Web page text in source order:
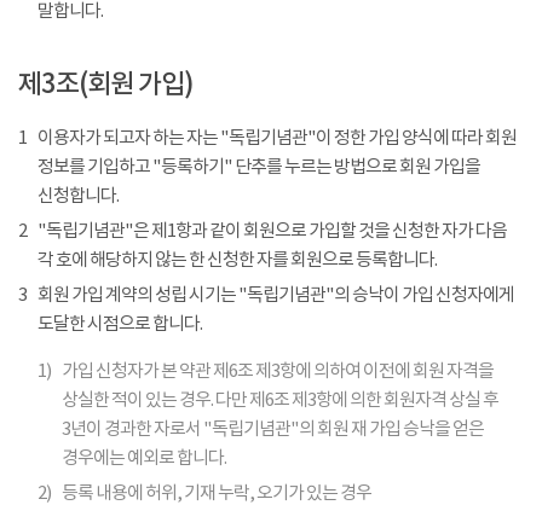
말합니다.
제3조(회원 가입)
1 이용자가 되고자 하는 자는 "독립기념관"이 정한 가입 양식에 따라 회원
정보를 기입하고 "등록하기" 단추를 누르는 방법으로 회원 가입을
신청합니다.
2 "독립기념관"은 제1항과 같이 회원으로 가입할 것을 신청한 자가 다음
각 호에 해당하지 않는 한 신청한 자를 회원으로 등록합니다.
3 회원 가입 계약의 성립 시기는 "독립기념관"의 승낙이 가입 신청자에게
도달한 시점으로 합니다.
1) 가입 신청자가 본 약관 제6조 제3항에 의하여 이전에 회원 자격을
상실한 적이 있는 경우. 다만 제6조 제3항에 의한 회원자격 상실 후
3년이 경과한 자로서 "독립기념관"의 회원 재 가입 승낙을 얻은
경우에는 예외로 합니다.
2) 등록 내용에 허위, 기재 누락, 오기가 있는 경우